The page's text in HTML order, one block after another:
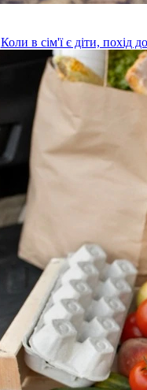
Коли в сім'ї є діти,